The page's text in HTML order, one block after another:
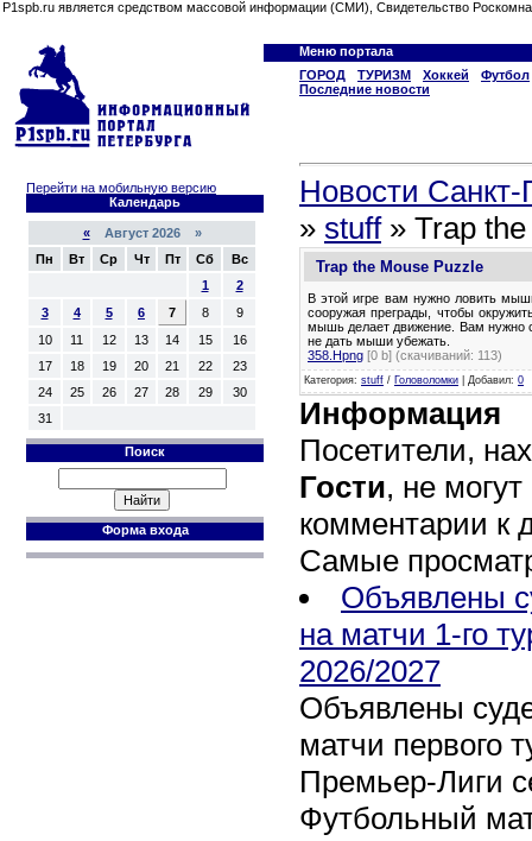
P1spb.ru является средством массовой информации (СМИ), Свидетельство
Меню портала
ГОРОД
ТУРИЗМ Хоккей
Футбол
Последние новости
Перейти на мобильную версию
Календарь
«Август 2026 »
Пн
Вт Ср Чт Пт Сб
Вс
1
2
3
4 5 6 7 8
9
10
11 12 13 14 15
16
17
18 19 20 21 22
23
24
25 26 27 28 29
30
31
Поиск
Форма входа
Новости Санкт-
» stuff» Trap the
Trap the Mouse Puzzle
В этой игре вам нужно ловить
сооружая преграды, чтобы
мышь делает движение. Вам нужно
не дать мыши убежать.
358.Hpng [0 b] (cкачиваний: 113)
Категория: stuff / Головоломки Добавил: 0
Информация
Посетители,
Гости, не
комментарии к
Самые
Объявлены
на матчи 1-го
2026/2027
Объявлены
матчи первого
Премьер-Лиги
Футбольный